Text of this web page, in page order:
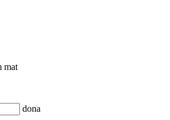
mat
dona